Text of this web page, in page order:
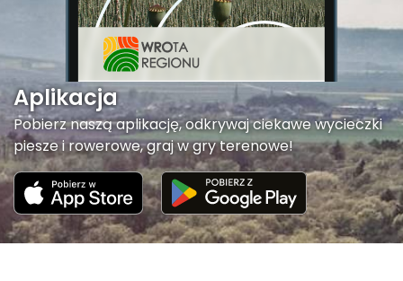
Aplikacja
Pobierz naszą aplikację, odkrywaj ciekawe wycieczki
piesze i rowerowe, graj w gry terenowe!